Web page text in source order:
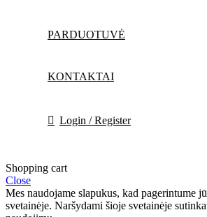
PARDUOTUVĖ
KONTAKTAI
Login / Register
Shopping cart
Close
Mes naudojame slapukus, kad pagerintume
svetainėje. Naršydami šioje svetainėje